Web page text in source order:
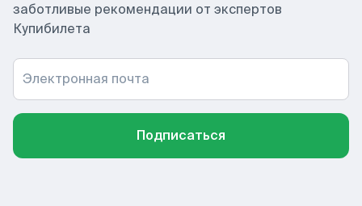
заботливые рекомендации от экспертов
Купибилета
Электронная почта
Подписаться